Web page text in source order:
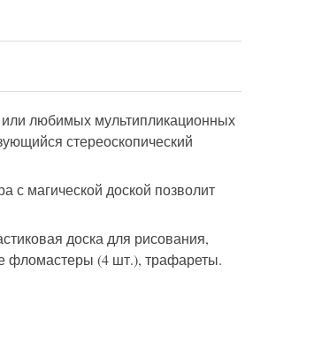
любимых мультипликационных
стереоскопический
с магической доской позволит
доска для рисования,
фломастеры (4 шт.), трафареты.